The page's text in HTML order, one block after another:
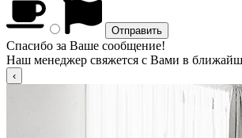
Спасибо за Ваше сообщение!
Наш менеджер свяжется с Вами в